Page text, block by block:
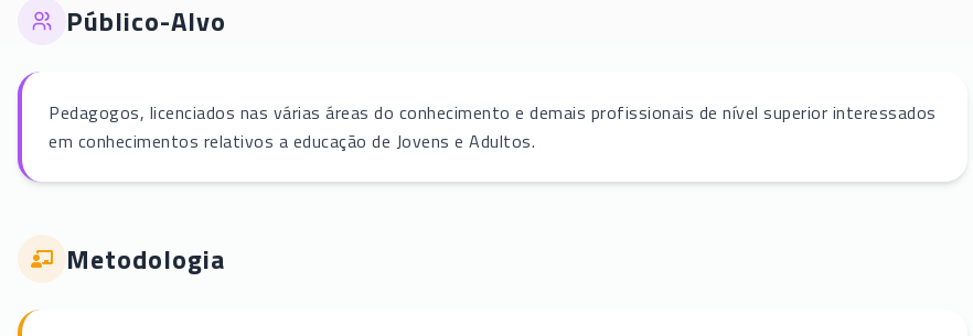
Público-Alvo
Pedagogos, licenciados nas várias áreas do conhecimento e demais profissionais de nível superior interessados
em conhecimentos relativos a educação de Jovens e Adultos.
Metodologia